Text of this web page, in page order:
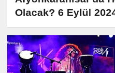
Olacak? 6 Eylül